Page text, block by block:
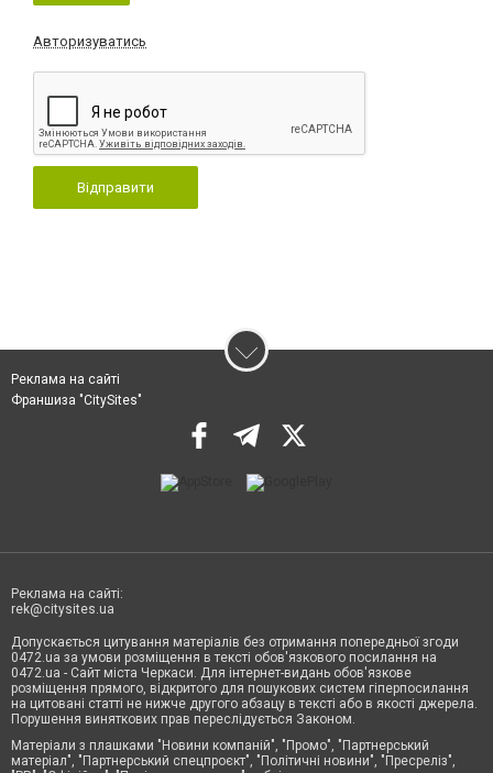
Авторизуватись
Відправити
Реклама на сайті
Франшиза "CitySites"
Реклама на сайті:
rek@citysites.ua
Допускається цитування матеріалів без отримання попередньої згоди
0472.ua за умови розміщення в тексті обов'язкового посилання на
0472.ua - Сайт міста Черкаси. Для інтернет-видань обов'язкове
розміщення прямого, відкритого для пошукових систем гіперпосилання
на цитовані статті не нижче другого абзацу в тексті або в якості джерела.
Порушення виняткових прав переслідується Законом.
Матеріали з плашками "Новини компаній", "Промо", "Партнерський
матеріал", "Партнерський спецпроєкт", "Політичні новини", "Пресреліз",